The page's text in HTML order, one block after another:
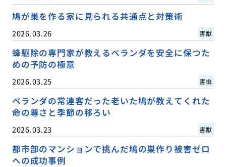
鳩が巣を作る家に見られる共通点と対策術
2026.03.26 害獣
蜂駆除の専門家が教えるベランダを安全に保つた
めの予防の極意
2026.03.25 害虫
ベランダの常連客だった老いた鳩が教えてくれた
命の尊さと季節の移ろい
2026.03.23 害獣
都市部のマンションで挑んだ鳩の巣作り被害ゼロ
への成功事例